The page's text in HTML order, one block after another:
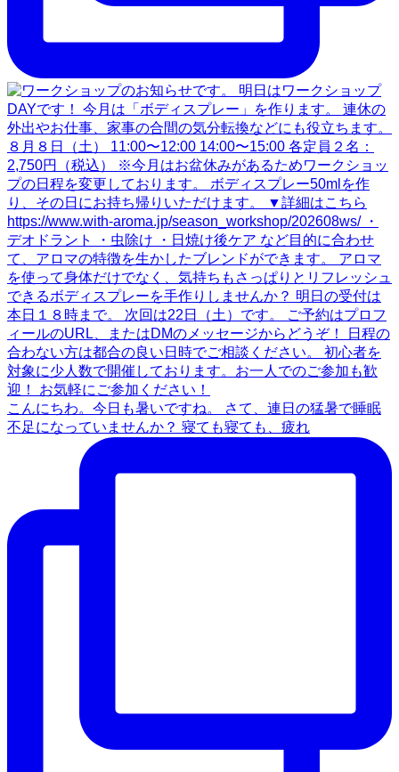
こんにちわ。今日も暑いですね。 さて、連日の猛暑で睡眠
不足になっていませんか？ 寝ても寝ても、疲れ